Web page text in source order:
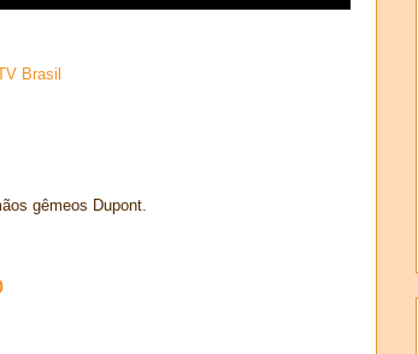
Brasil
gêmeos Dupont.